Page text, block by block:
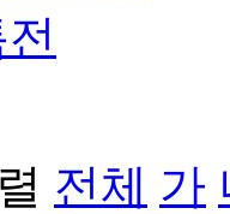
전체 가